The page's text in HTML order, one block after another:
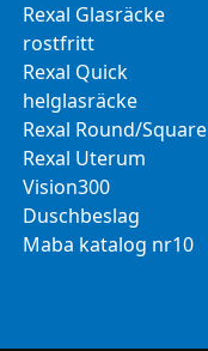
Rexal Glasräcke
rostfritt
Rexal Quick
helglasräcke
Rexal Round/Square
Rexal Uterum
Vision300
Duschbeslag
Maba katalog nr10